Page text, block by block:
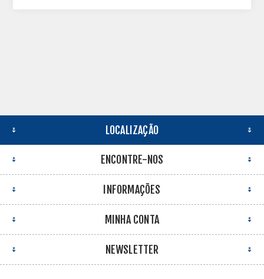
LOCALIZAÇÃO
ENCONTRE-NOS
INFORMAÇÕES
MINHA CONTA
NEWSLETTER